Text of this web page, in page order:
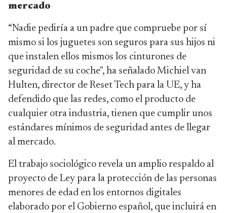
mercado
“Nadie pediría a un padre que compruebe por sí
mismo si los juguetes son seguros para sus hijos ni
que instalen ellos mismos los cinturones de
seguridad de su coche", ha señalado Michiel van
Hulten, director de Reset Tech para la UE, y ha
defendido que las redes, como el producto de
cualquier otra industria, tienen que cumplir unos
estándares mínimos de seguridad antes de llegar
al mercado.
El trabajo sociológico revela un amplio respaldo al
proyecto de Ley para la protección de las personas
menores de edad en los entornos digitales
elaborado por el Gobierno español, que incluirá en